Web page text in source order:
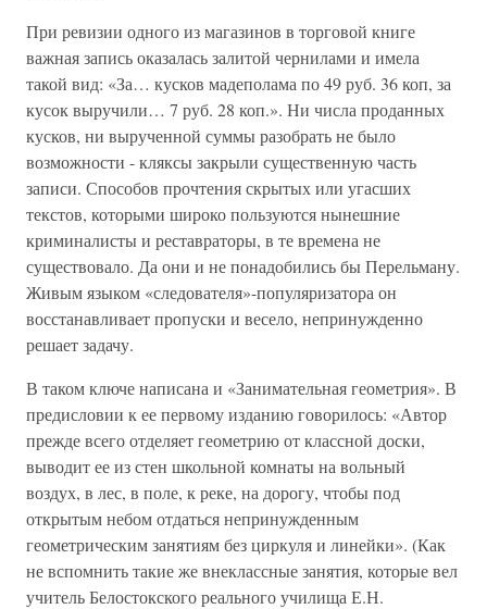
При ревизии одного из магазинов в торговой книге
важная запись оказалась залитой чернилами и имела
такой вид: «За… кусков мадеполама по 49 руб. 36 коп, за
кусок выручили… 7 руб. 28 коп.». Ни числа проданных
кусков, ни вырученной суммы разобрать не было
возможности - кляксы закрыли существенную часть
записи. Способов прочтения скрытых или угасших
текстов, которыми широко пользуются нынешние
криминалисты и реставраторы, в те времена не
существовало. Да они и не понадобились бы Перельману.
Живым языком «следователя»-популяризатора он
восстанавливает пропуски и весело, непринужденно
решает задачу.
В таком ключе написана и «Занимательная геометрия». В
предисловии к ее первому изданию говорилось: «Автор
прежде всего отделяет геометрию от классной доски,
выводит ее из стен школьной комнаты на вольный
воздух, в лес, в поле, к реке, на дорогу, чтобы под
открытым небом отдаться непринужденным
геометрическим занятиям без циркуля и линейки». (Как
не вспомнить такие же внеклассные занятия, которые вел
учитель Белостокского реального училища Е.Н.